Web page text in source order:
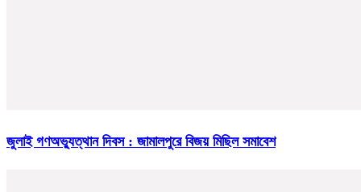
জুলাই গণঅভ্যুত্থান দিবস : জামালপুরে বিজয় মিছিল সমাবেশ